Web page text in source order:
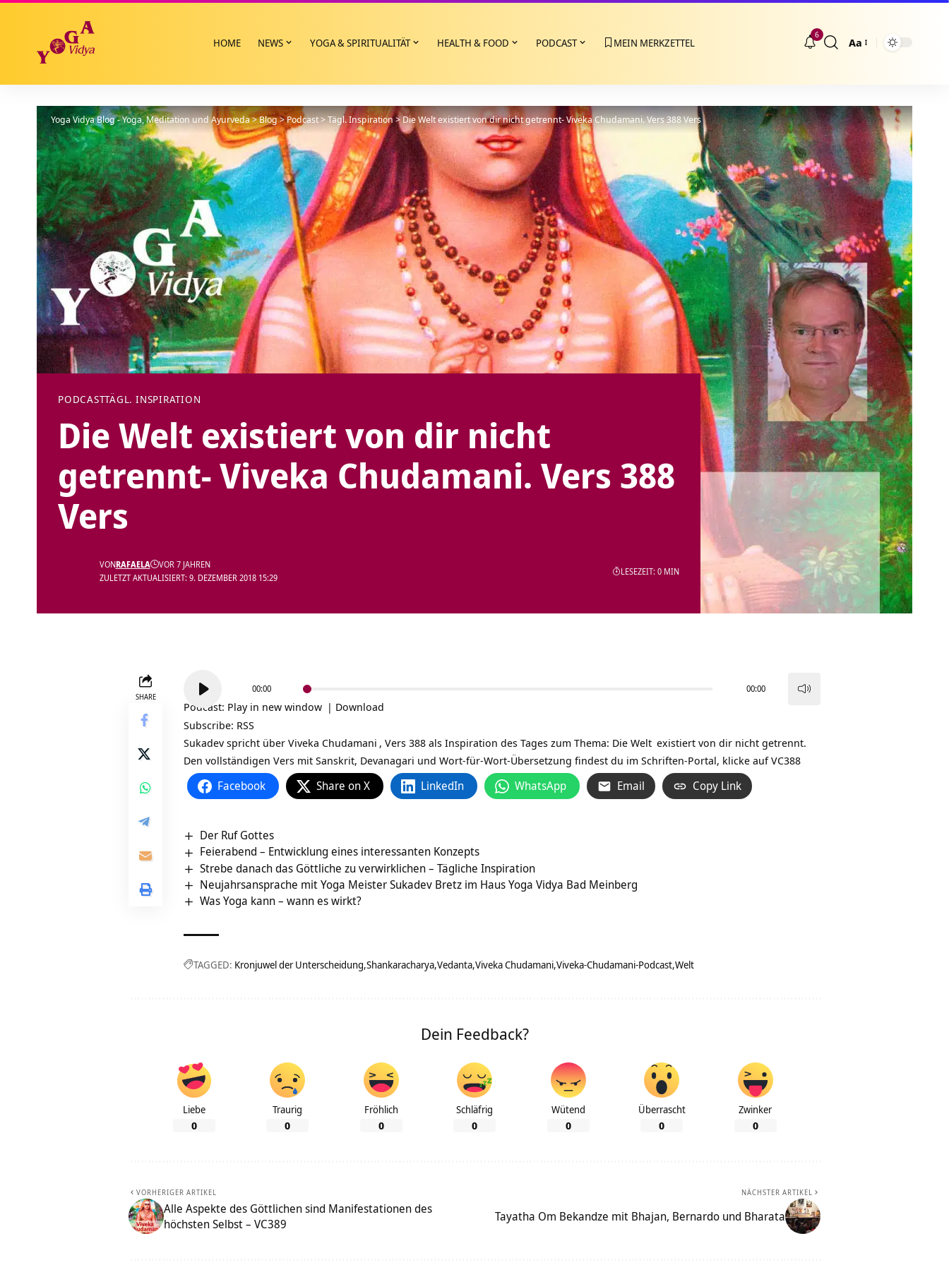
HOME NEWS YOGA & SPIRITUALITÄT HEALTH & FOOD PODCAST MEIN MERKZETTEL
6
Größenänderung
Aa
Yoga Vidya Blog - Yoga, Meditation und Ayurveda>Blog>Podcast>Tägl. Inspiration>Die Welt existiert von dir nicht getrennt- Viveka Chudamani. Vers 388 Vers
PODCASTTÄGL. INSPIRATION
Die Welt existiert von dir nicht
getrennt- Viveka Chudamani. Vers 388
Vers
ZULETZT AKTUALISIERT: 9. DEZEMBER 2018 15:29
VONRAFAELA VOR 7 JAHREN
LESEZEIT: 0 MIN
SHARE
Player
00:00 00:00
Podcast: Play in new window | Download
Subscribe: RSS
Sukadev spricht über Viveka Chudamani , Vers 388 als Inspiration des Tages zum Thema: Die Welt existiert von dir nicht getrennt.
Den vollständigen Vers mit Sanskrit, Devanagari und Wort-für-Wort-Übersetzung findest du im Schriften-Portal, klicke aufVC388
Facebook Share on X LinkedIn WhatsApp Email Copy Link
Der Ruf Gottes
Feierabend – Entwicklung eines interessanten Konzepts
Strebe danach das Göttliche zu verwirklichen – Tägliche Inspiration
Neujahrsansprache mit Yoga Meister Sukadev Bretz im Haus Yoga Vidya Bad Meinberg
Was Yoga kann – wann es wirkt?
TAGGED: Kronjuwel der Unterscheidung Shankaracharya Vedanta Viveka Chudamani Viveka-Chudamani-Podcast Welt
Dein Feedback?
Liebe
0
Traurig
0
Fröhlich
0
Schläfrig
0
Wütend
0
Überrascht
0
Zwinker
0
VORHERIGER ARTIKEL
Alle Aspekte des Göttlichen sind Manifestationen des
höchsten Selbst – VC389
NÄCHSTER ARTIKEL
Tayatha Om Bekandze mit Bhajan, Bernardo und Bharata